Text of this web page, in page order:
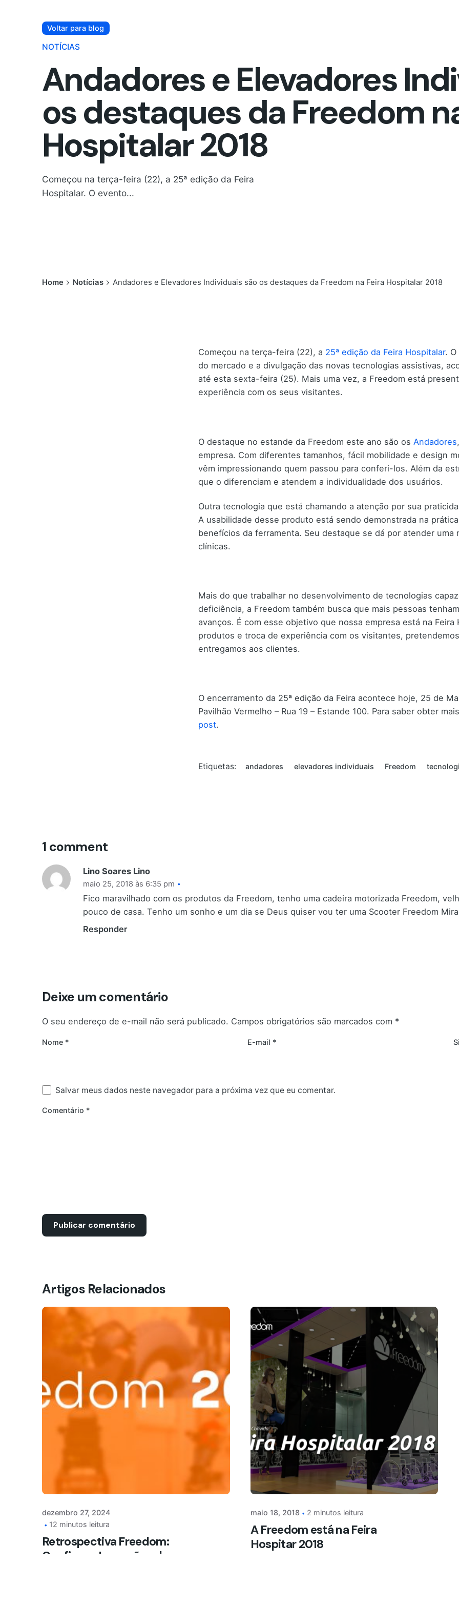
Voltar para blog
NOTÍCIAS
Andadores e Elevadores
os destaques da Freedom
Hospitalar 2018
Começou na terça-feira (22), a 25ª edição da Feira
Hospitalar. O evento...
Home Notícias Andadores e Elevadores Individuais são os destaques da Freedom na Feira Hospitalar 2018
Começou na terça-feira (22), a 25ª edição da Feira Hospitalar.
do mercado e a divulgação das novas tecnologias assistivas,
até esta sexta-feira (25). Mais uma vez, a Freedom está
experiência com os seus visitantes.
O destaque no estande da Freedom este ano são os Andadores
empresa. Com diferentes tamanhos, fácil mobilidade e design
vêm impressionando quem passou para conferi-los. Além da
que o diferenciam e atendem a individualidade dos usuários.
Outra tecnologia que está chamando a atenção por sua
A usabilidade desse produto está sendo demonstrada na
benefícios da ferramenta. Seu destaque se dá por atender
clínicas.
Mais do que trabalhar no desenvolvimento de tecnologias
deficiência, a Freedom também busca que mais pessoas
avanços. É com esse objetivo que nossa empresa está na
produtos e troca de experiência com os visitantes,
entregamos aos clientes.
O encerramento da 25ª edição da Feira acontece hoje, 25 de
Pavilhão Vermelho – Rua 19 – Estande 100. Para saber obter
post.
Etiquetas: andadores elevadores individuais Freedom
1 comment
Lino Soares Lino
maio 25, 2018 às 6:35 pm
Fico maravilhado com os produtos da Freedom, tenho uma cadeira motorizada Freedom,
pouco de casa. Tenho um sonho e um dia se Deus quiser vou ter uma Scooter Freedom
Responder
Deixe um comentário
O seu endereço de e-mail não será publicado. Campos obrigatórios são marcados com *
Nome * E-mail *
Salvar meus dados neste navegador para a próxima vez que eu comentar.
Comentário *
Artigos Relacionados
dezembro 27, 2024
12 minutos leitura
Retrospectiva Freedom:
Confira as Inovações de
maio 18, 2018 2 minutos leitura
A Freedom está na Feira
Hospitar 2018
© 2025 Freedom. Todos os direitos reservados.